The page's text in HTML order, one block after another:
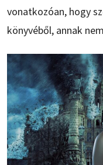
vonatkozóan, hogy
könyvéből, annak